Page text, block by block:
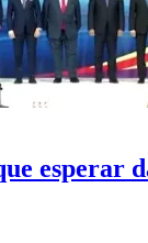
esperar